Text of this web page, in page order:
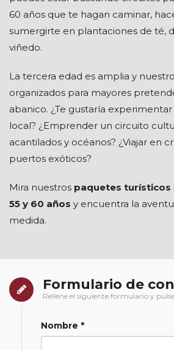
60 años que te hagan caminar,
sumergirte en plantaciones de té,
viñedo.
La tercera edad es amplia y
organizados para mayores
abanico. ¿Te gustaría
local? ¿Emprender un circuito
acantilados y océanos? ¿Viajar en
puertos exóticos?
Mira nuestros paquetes turísticos
55 y 60 años y encuentra la
medida.
Formulario de
Rellene el siguiente formulario y
Nombre *